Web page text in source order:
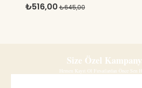
inç İpad Çanta Siyah
₺516,00 ₺645,00
Size Özel
Hemen Kayıt Ol Fırsatlardan Önce Sen